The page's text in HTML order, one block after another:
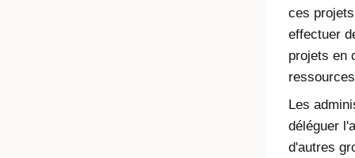
ces
effectuer
projets en
Les
déléguer
d'autres